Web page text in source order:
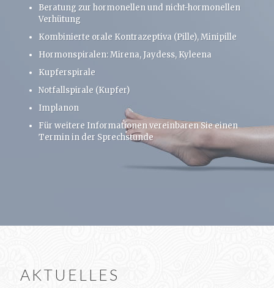
Beratung zur hormonellen und nicht-hormonellen
Verhütung
Kombinierte orale Kontrazeptiva (Pille), Minipille
Hormonspiralen: Mirena, Jaydess, Kyleena
Kupferspirale
Notfallspirale (Kupfer)
Implanon
Für weitere Informationen vereinbaren Sie einen
Termin in der Sprechstunde
AKTUELLES